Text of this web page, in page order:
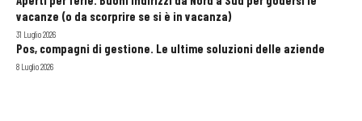
vacanze (o da scorprire se si è in vacanza)
31 Luglio 2026
Pos, compagni di gestione. Le ultime soluzioni delle aziende
8 Luglio 2026